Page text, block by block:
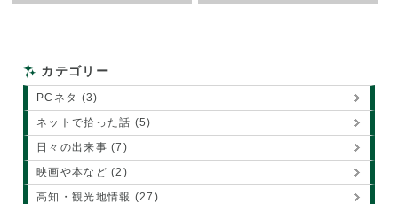
カテゴリー
PCネタ (3)
ネットで拾った話 (5)
日々の出来事 (7)
映画や本など (2)
高知・観光地情報 (27)